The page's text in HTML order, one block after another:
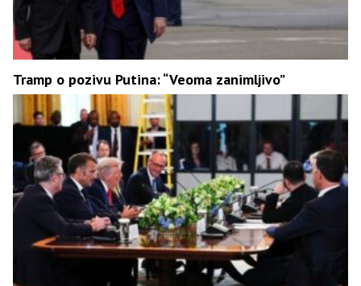
Tramp o pozivu Putina: “Veoma zanimljivo”